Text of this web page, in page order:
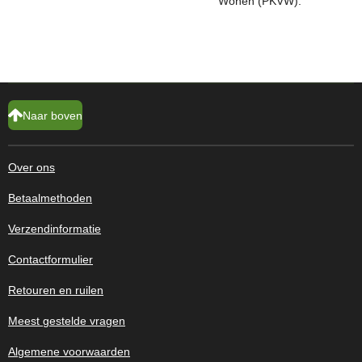
Naar boven
Over ons
Betaalmethoden
Verzendinformatie
Contactformulier
Retouren en ruilen
Meest gestelde vragen
Algemene voorwaarden